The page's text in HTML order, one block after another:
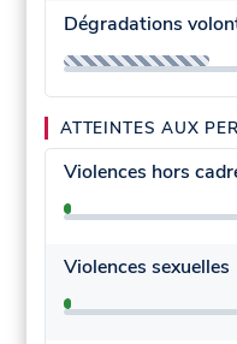
Dégradations
ATTEINTES AUX
Violences hors
Violences sexuelles